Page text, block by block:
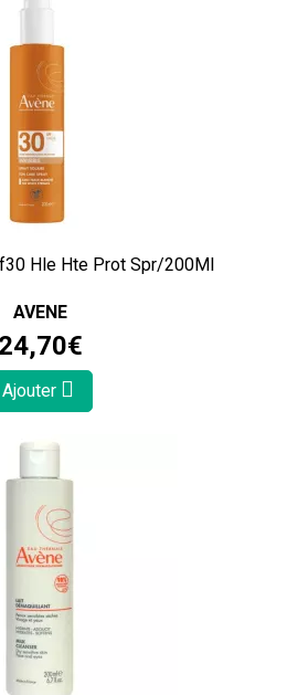
Hle Hte Prot Spr/200Ml
AVENE
24,70€
Ajouter